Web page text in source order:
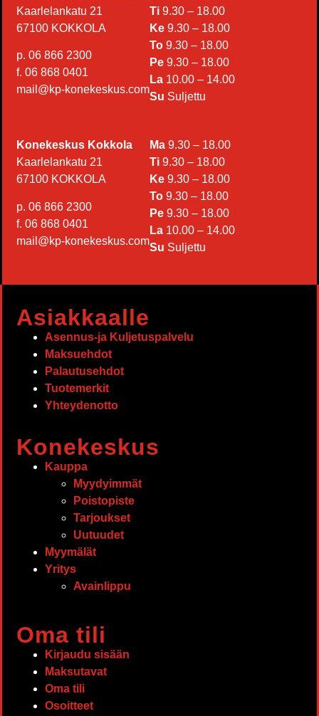
Kaarlelankatu 21
67100 KOKKOLA
p. 06 866 2300
f. 06 868 0401
mail@kp-konekeskus.com
Ti 9.30 – 18.00
Ke 9.30 – 18.00
To 9.30 – 18.00
Pe 9.30 – 18.00
La 10.00 – 14.00
Su Suljettu
Konekeskus Kokkola
Kaarlelankatu 21
67100 KOKKOLA
p. 06 866 2300
f. 06 868 0401
mail@kp-konekeskus.com
Ma 9.30 – 18.00
Ti 9.30 – 18.00
Ke 9.30 – 18.00
To 9.30 – 18.00
Pe 9.30 – 18.00
La 10.00 – 14.00
Su Suljettu
Asiakkaalle
Asennus-ja Kuljetuspalvelu
Maksuehdot
Palautusehdot
Tuotemerkit
Yhteydenotto
Konekeskus
Kauppa
Myydyimmät
Poistopiste
Tarjoukset
Uutuudet
Myymälät
Yritys
Avainlippu
Oma tili
Kirjaudu sisään
Maksutavat
Oma tili
Osoitteet